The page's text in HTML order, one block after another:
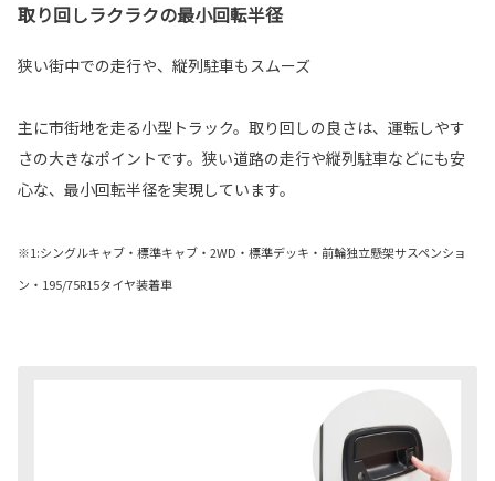
取り回しラクラクの最小回転半径
狭い街中での走行や、縦列駐車もスムーズ
主に市街地を走る小型トラック。取り回しの良さは、運転しやす
さの大きなポイントです。狭い道路の走行や縦列駐車などにも安
心な、最小回転半径を実現しています。
※1:シングルキャブ・標準キャブ・2WD・標準デッキ・前輪独立懸架サスペンショ
ン・195/75R15タイヤ装着車